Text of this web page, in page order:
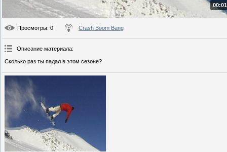
Просмотры: 0 Crash Boom Bang
Описание материала:
Сколько раз ты падал в этом сезоне?